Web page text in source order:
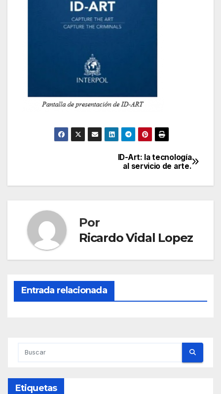
de
ID-Art: la tecnología
al servicio de arte.
Por
Ricardo Vidal Lopez
Entrada relacionada
Etiquetas